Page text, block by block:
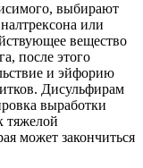
выбирают
или
вещество
после этого
и эйфорию
Дисульфирам
выработки
тяжелой
может закончиться